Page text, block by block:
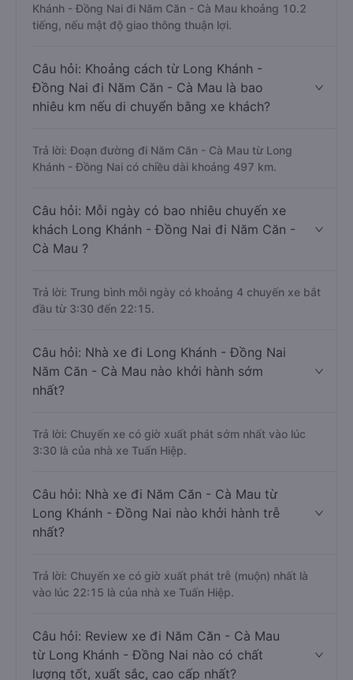
Khánh - Đồng Nai đi Năm Căn - Cà Mau khoảng 10.2
tiếng, nếu mật độ giao thông thuận lợi.
Câu hỏi: Khoảng cách từ Long Khánh -
Đồng Nai đi Năm Căn - Cà Mau là bao
nhiêu km nếu di chuyển bằng xe khách?
Trả lời: Đoạn đường đi Năm Căn - Cà Mau từ Long
Khánh - Đồng Nai có chiều dài khoảng 497 km.
Câu hỏi: Mỗi ngày có bao nhiêu chuyến xe
khách Long Khánh - Đồng Nai đi Năm Căn -
Cà Mau ?
Trả lời: Trung bình mỗi ngày có khoảng 4 chuyến xe bắt
đầu từ 3:30 đến 22:15.
Câu hỏi: Nhà xe đi Long Khánh - Đồng Nai
Năm Căn - Cà Mau nào khởi hành sớm
nhất?
Trả lời: Chuyến xe có giờ xuất phát sớm nhất vào lúc
3:30 là của nhà xe Tuấn Hiệp.
Câu hỏi: Nhà xe đi Năm Căn - Cà Mau từ
Long Khánh - Đồng Nai nào khởi hành trễ
nhất?
Trả lời: Chuyến xe có giờ xuất phát trễ (muộn) nhất là
vào lúc 22:15 là của nhà xe Tuấn Hiệp.
Câu hỏi: Review xe đi Năm Căn - Cà Mau
từ Long Khánh - Đồng Nai nào có chất
lượng tốt, xuất sắc, cao cấp nhất?